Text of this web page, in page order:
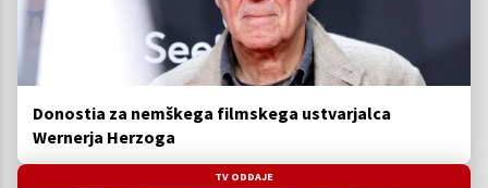
Donostia za nemškega filmskega ustvarjalca
Wernerja Herzoga
TV ODDAJE